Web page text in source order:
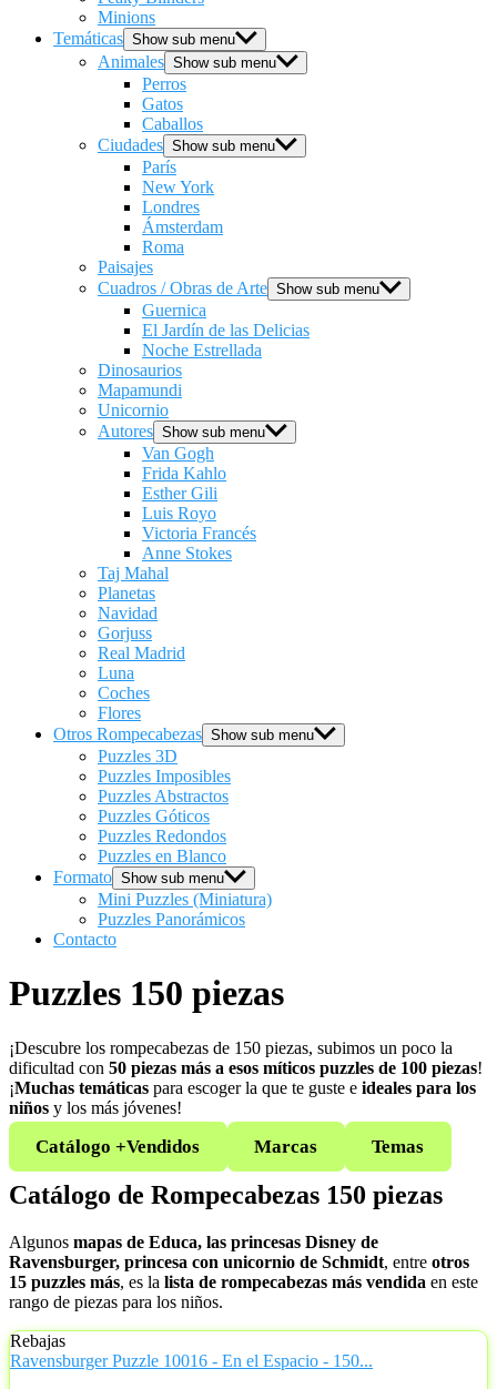
Minions
Temáticas Show sub menu
Animales Show sub menu
Perros
Gatos
Caballos
Ciudades Show sub menu
París
New York
Londres
Ámsterdam
Roma
Paisajes
Cuadros / Obras de Arte Show sub menu
Guernica
El Jardín de las Delicias
Noche Estrellada
Dinosaurios
Mapamundi
Unicornio
Autores Show sub menu
Van Gogh
Frida Kahlo
Esther Gili
Luis Royo
Victoria Francés
Anne Stokes
Taj Mahal
Planetas
Navidad
Gorjuss
Real Madrid
Luna
Coches
Flores
Otros Rompecabezas Show sub menu
Puzzles 3D
Puzzles Imposibles
Puzzles Abstractos
Puzzles Góticos
Puzzles Redondos
Puzzles en Blanco
Formato Show sub menu
Mini Puzzles (Miniatura)
Puzzles Panorámicos
Contacto
Puzzles 150 piezas
¡Descubre los rompecabezas de 150 piezas, subimos un poco la
dificultad con 50 piezas más a esos míticos puzzles de 100 piezas!
¡Muchas temáticas para escoger la que te guste e ideales para los
niños y los más jóvenes!
Catálogo +Vendidos Marcas Temas
Catálogo de Rompecabezas 150 piezas
Algunos mapas de Educa, las princesas Disney de
Ravensburger, princesa con unicornio de Schmidt, entre otros
15 puzzles más, es la lista de rompecabezas más vendida en este
rango de piezas para los niños.
Rebajas
Ravensburger Puzzle 10016 - En el Espacio - 150...